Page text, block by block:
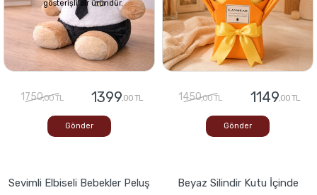
gösterişli bir üründür.
1750,00 TL 1399,00 TL
Gönder
1450,00 TL 1149,00 TL
Gönder
Sevimli Elbiseli Bebekler Peluş
Beyaz Silindir Kutu İçinde